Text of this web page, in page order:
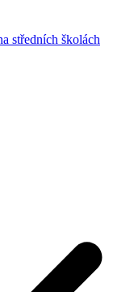
středních školách